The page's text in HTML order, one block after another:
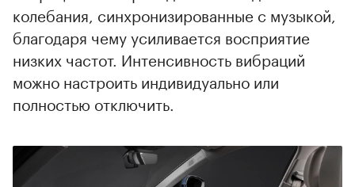
колебания, синхронизированные с музыкой,
благодаря чему усиливается восприятие
низких частот. Интенсивность вибраций
можно настроить индивидуально или
полностью отключить.